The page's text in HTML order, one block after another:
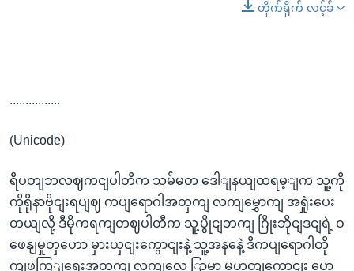
တိုက်ရိုက် လင့်ခ်
................
(Unicode)
ရီပတျဘလဈကငျပါတီက သမ်မတ ဒေါျနယျထရမ့ျက သူ့ကို
ကိုရိုနာဗိုငျးရပျဈ ကပျရောဂါအတှကျ လကျမွှောကျ အရှုံးပေး
တယျလို့ ဒီမိုကရကျတဈပါတီက သူ့ပွိုငျဘကျ ဂြိုးဘိုငျဒငျရဲ့ ဝ
ဖေနျမှုတှဟော မှားယှငျးကွောငျးနဲ့ သူ့အနနေဲ့ ဒီကပျရောဂါတို
ကျဖကြျရေးအတှကျ လကျလေ ြှာ့မှာ မဟုတျကွောငျး ပွော